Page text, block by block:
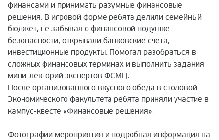
финансами и принимать разумные финансовые
решения. В игровой форме ребята делили семейный
бюджет, не забывая о финансовой подушке
безопасности, открывали банковские счета,
инвестиционные продукты. Помогал разобраться в
сложных финансовых терминах и выполнить задания
мини-лекторий экспертов ФСМЦ.
После организованного вкусного обеда в столовой
Экономического факультета ребята приняли участие в
кампус-квесте «Финансовые решения».
Фотографии мероприятия и подробная информация на